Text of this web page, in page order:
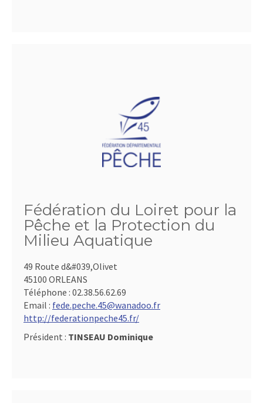
Fédération du Loiret pour la
Pêche et la Protection du
Milieu Aquatique
49 Route d&#039,Olivet
45100 ORLEANS
Téléphone : 02.38.56.62.69
Email : fede.peche.45@wanadoo.fr
http://federationpeche45.fr/
Président : TINSEAU Dominique